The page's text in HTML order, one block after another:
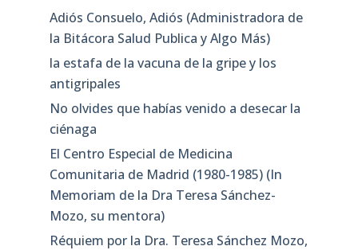
Adiós Consuelo, Adiós (Administradora de
la Bitácora Salud Publica y Algo Más)
la estafa de la vacuna de la gripe y los
antigripales
No olvides que habías venido a desecar la
ciénaga
El Centro Especial de Medicina
Comunitaria de Madrid (1980-1985) (In
Memoriam de la Dra Teresa Sánchez-
Mozo, su mentora)
Réquiem por la Dra. Teresa Sánchez Mozo,